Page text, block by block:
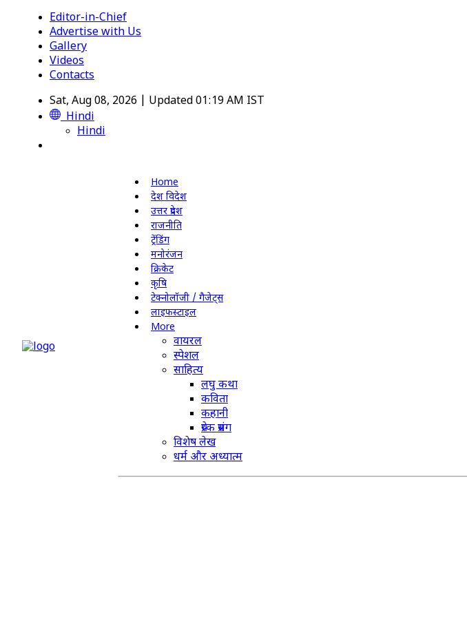
Editor-in-Chief
Advertise with Us
Gallery
Videos
Contacts
Sat, Aug 08, 2026 | Updated 01:19 AM IST
Hindi
Hindi
Home
देश विदेश
उत्तर प्रदेश
राजनीति
ट्रेंडिंग
मनोरंजन
क्रिकेट
कृषि
टेक्नोलॉजी / गैजेट्स
लाइफस्टाइल
More
वायरल
स्पेशल
साहित्य
लघु कथा
कविता
कहानी
प्रेरक प्रसंग
विशेष लेख
धर्म और अध्यात्म